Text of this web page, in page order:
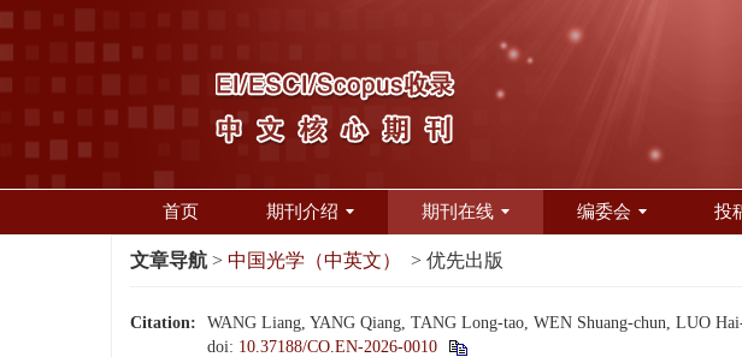
首页 期刊介绍 期刊在线 编委会 投
文章导航 > 中国光学（中英文） > 优先出版
Citation: WANG Liang, YANG Qiang, TANG Long-tao, WEN Shuang-chun, LUO
doi: 10.37188/CO.EN-2026-0010